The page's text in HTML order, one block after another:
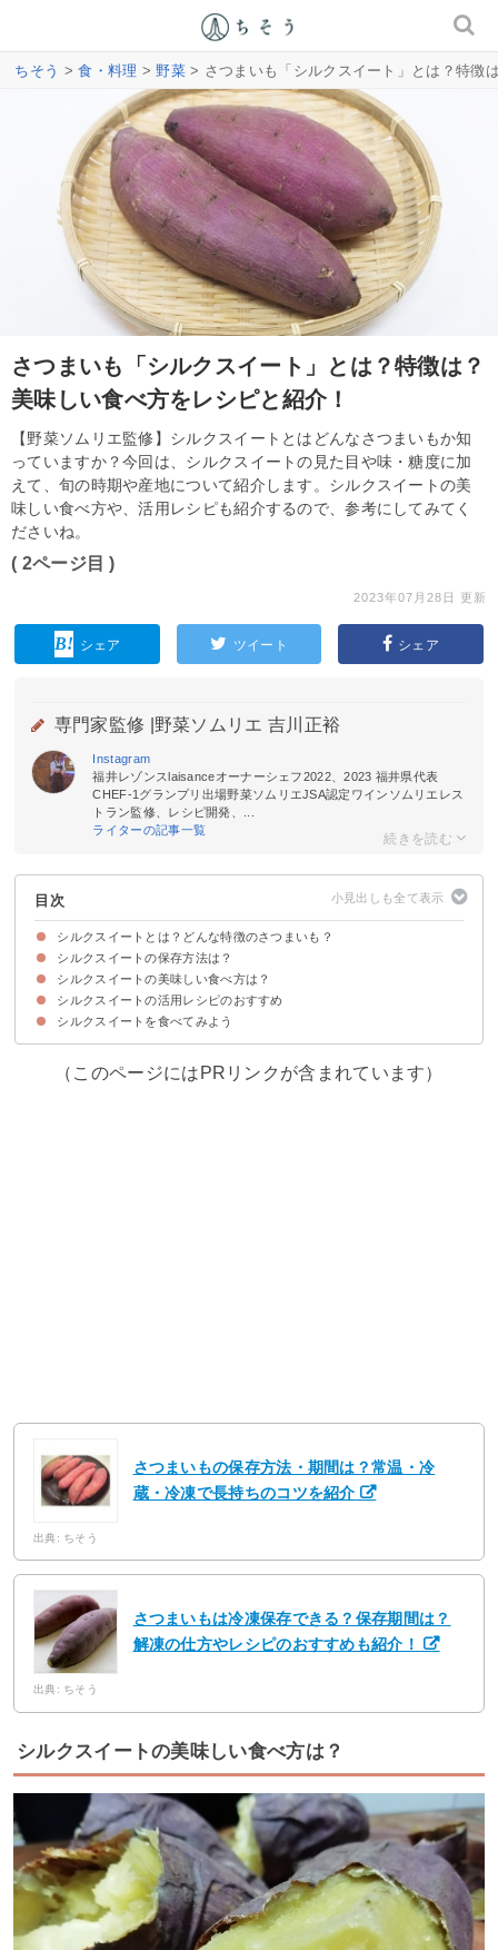
ちそう >食・料理 >野菜> さつまいも「シルクスイート」とは？特徴
さつまいも「シルクスイート」とは？特徴は？
美味しい食べ方をレシピと紹介！
【野菜ソムリエ監修】シルクスイートとはどんなさつまいもか知
っていますか？今回は、シルクスイートの見た目や味・糖度に加
えて、旬の時期や産地について紹介します。シルクスイートの美
味しい食べ方や、活用レシピも紹介するので、参考にしてみてく
ださいね。
( 2ページ目 )
2023年07月28日 更新
シェア ツイート シェア
専門家監修 | 野菜ソムリエ 吉川正裕
Instagram
福井レゾンスlaisanceオーナーシェフ2022、2023 福井県代表
CHEF-1グランプリ出場野菜ソムリエJSA認定ワインソムリエレス
トラン監修、レシピ開発、...
ライターの記事一覧
目次
シルクスイートとは？どんな特徴のさつまいも？
シルクスイートの旬の時期・産地
シルクスイートの味・糖度や舌触り
シルクスイートのカロリー
シルクスイートの保存方法は？
シルクスイートは常温で保存する
シルクスイートは冷凍で長期間保存できる
シルクスイートの美味しい食べ方は？
①オーブントースターで焼いて食べる
②干し芋にして食べる
③煮物にして食べる
シルクスイートの活用レシピのおすすめ
①豆乳ポタージュ
②りんごバタージャム
③パウンドケーキ
シルクスイートを食べてみよう
（このページにはPRリンクが含まれています）
さつまいもの保存方法・期間は？常温・冷
蔵・冷凍で長持ちのコツを紹介
出典: ちそう
さつまいもは冷凍保存できる？保存期間は？
解凍の仕方やレシピのおすすめも紹介！
出典: ちそう
シルクスイートの美味しい食べ方は？